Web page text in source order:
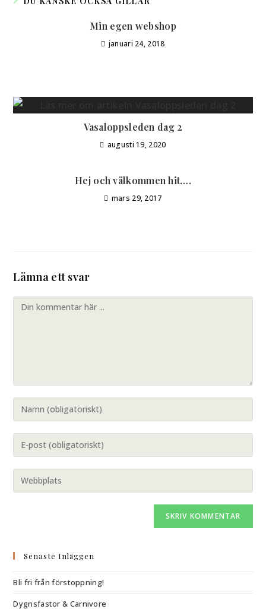
Min egen webshop
januari 24, 2018
Vasaloppsleden dag 2
augusti 19, 2020
Hej och välkommen hit….
mars 29, 2017
Lämna ett svar
Senaste Inläggen
Bli fri från förstoppning!
Dygnsfastor & Carnivore